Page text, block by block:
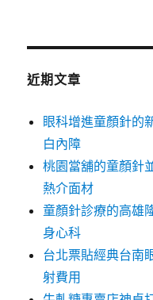
近期文章
眼科增進童顏針的
白內障
桃園當舖的童顏針
熱介面材
童顏針診療的高雄
身心科
台北票貼經典台南
射費用